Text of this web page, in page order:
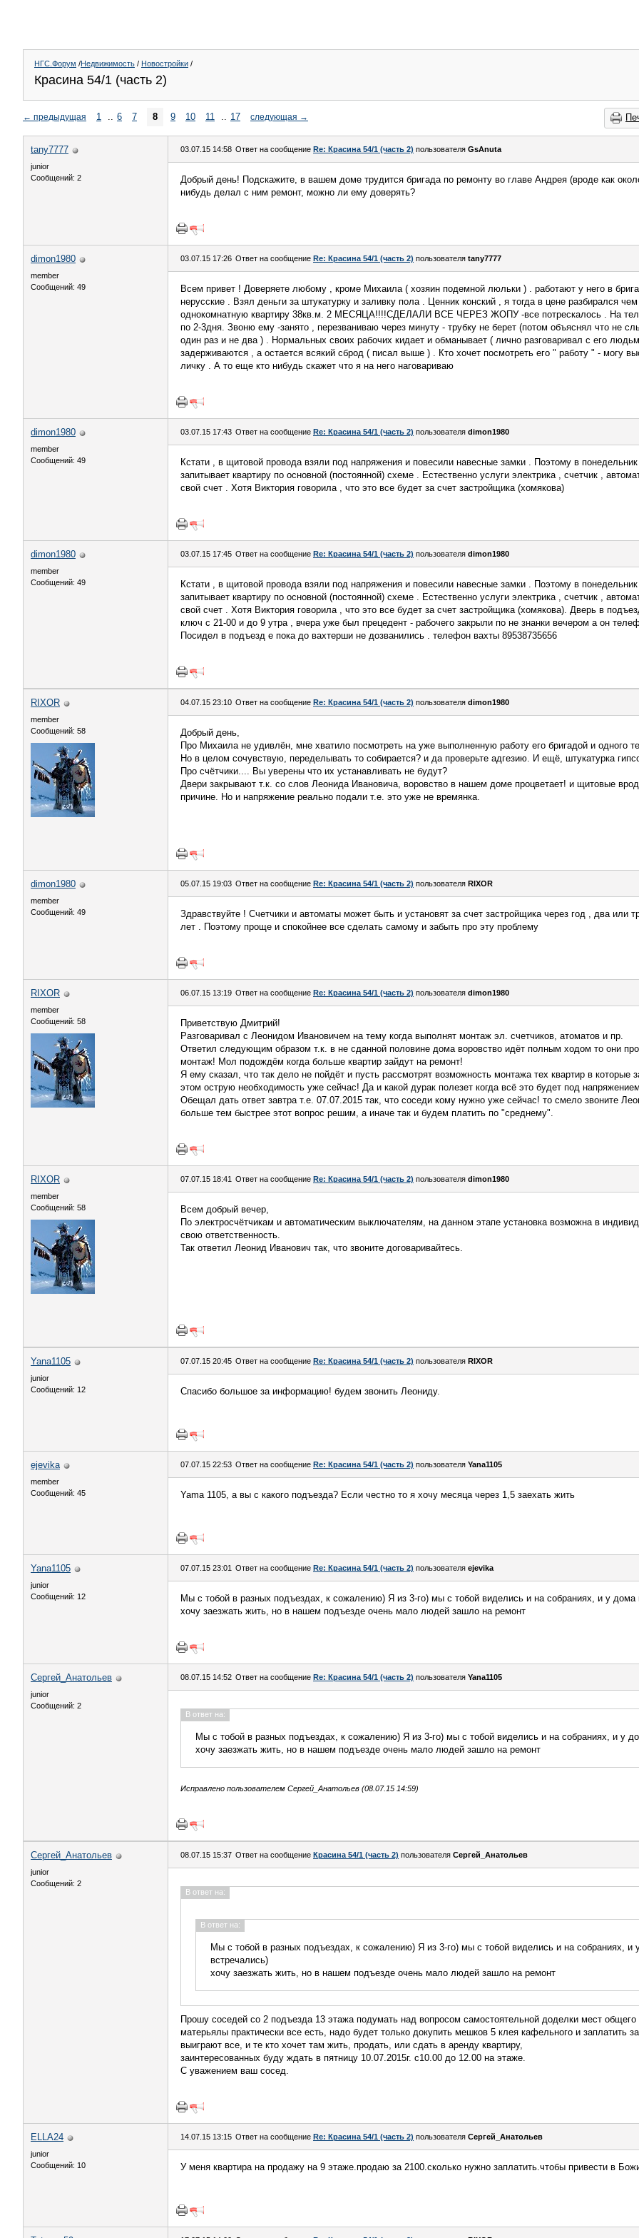
НГС.Форум /Недвижимость / Новостройки /
Красина 54/1 (часть 2)
← предыдущая 1 .. 6 7 8 9 10 11 .. 17 следующая →
tany7777
junior
Сообщений: 2
03.07.15 14:58 Ответ на сообщение Re: Красина 54/1 (часть 2) пользователя GsAnuta
Добрый день! Подскажите, в вашем доме трудится бригада по ремонту во главе Андрея (вроде как
нибудь делал с ним ремонт, можно ли ему доверять?
dimon1980
member
Сообщений: 49
03.07.15 17:26 Ответ на сообщение Re: Красина 54/1 (часть 2) пользователя tany7777
Всем привет ! Доверяете любому , кроме Михаила ( хозяин подемной люльки ) . работают у него в
нерусские . Взял деньги за штукатурку и заливку пола . Ценник конский , я тогда в цене разбирался
однокомнатную квартиру 38кв.м. 2 МЕСЯЦА!!!!СДЕЛАЛИ ВСЕ ЧЕРЕЗ ЖОПУ -все потрескалось . На
по 2-3дня. Звоню ему -занято , перезваниваю через минуту - трубку не берет (потом объяснял что не
один раз и не два ) . Нормальных своих рабочих кидает и обманывает ( лично разговаривал с его
задерживаются , а остается всякий сброд ( писал выше ) . Кто хочет посмотреть его " работу " - могу
личку . А то еще кто нибудь скажет что я на него наговариваю
dimon1980
member
Сообщений: 49
03.07.15 17:43 Ответ на сообщение Re: Красина 54/1 (часть 2) пользователя dimon1980
Кстати , в щитовой провода взяли под напряжения и повесили навесные замки . Поэтому в
запитывает квартиру по основной (постоянной) схеме . Естественно услуги электрика , счетчик ,
свой счет . Хотя Виктория говорила , что это все будет за счет застройщика (хомякова)
dimon1980
member
Сообщений: 49
03.07.15 17:45 Ответ на сообщение Re: Красина 54/1 (часть 2) пользователя dimon1980
Кстати , в щитовой провода взяли под напряжения и повесили навесные замки . Поэтому в
запитывает квартиру по основной (постоянной) схеме . Естественно услуги электрика , счетчик ,
свой счет . Хотя Виктория говорила , что это все будет за счет застройщика (хомякова). Дверь в
ключ с 21-00 и до 9 утра , вчера уже был прецедент - рабочего закрыли по не знанки вечером а он
Посидел в подъезд е пока до вахтерши не дозванились . телефон вахты 89538735656
RIXOR
member
Сообщений: 58
04.07.15 23:10 Ответ на сообщение Re: Красина 54/1 (часть 2) пользователя dimon1980
Добрый день,
Про Михаила не удивлён, мне хватило посмотреть на уже выполненную работу его бригадой и одного
Но в целом сочувствую, переделывать то собирается? и да проверьте адгезию. И ещё, штукатурка
Про счётчики.... Вы уверены что их устанавливать не будут?
Двери закрывают т.к. со слов Леонида Ивановича, воровство в нашем доме процветает! и щитовые
причине. Но и напряжение реально подали т.е. это уже не времянка.
dimon1980
member
Сообщений: 49
05.07.15 19:03 Ответ на сообщение Re: Красина 54/1 (часть 2) пользователя RIXOR
Здравствуйте ! Счетчики и автоматы может быть и установят за счет застройщика через год , два или
лет . Поэтому проще и спокойнее все сделать самому и забыть про эту проблему
RIXOR
member
Сообщений: 58
06.07.15 13:19 Ответ на сообщение Re: Красина 54/1 (часть 2) пользователя dimon1980
Приветствую Дмитрий!
Разговаривал с Леонидом Ивановичем на тему когда выполнят монтаж эл. счетчиков, атоматов и пр.
Ответил следующим образом т.к. в не сданной половине дома воровство идёт полным ходом то они
монтаж! Мол подождём когда больше квартир зайдут на ремонт!
Я ему сказал, что так дело не пойдёт и пусть рассмотрят возможность монтажа тех квартир в которые
этом острую необходимость уже сейчас! Да и какой дурак полезет когда всё это будет под
Обещал дать ответ завтра т.е. 07.07.2015 так, что соседи кому нужно уже сейчас! то смело звоните
больше тем быстрее этот вопрос решим, а иначе так и будем платить по "среднему".
RIXOR
member
Сообщений: 58
07.07.15 18:41 Ответ на сообщение Re: Красина 54/1 (часть 2) пользователя dimon1980
Всем добрый вечер,
По электросчётчикам и автоматическим выключателям, на данном этапе установка возможна в
свою ответственность.
Так ответил Леонид Иванович так, что звоните договаривайтесь.
Yana1105
junior
Сообщений: 12
07.07.15 20:45 Ответ на сообщение Re: Красина 54/1 (часть 2) пользователя RIXOR
Спасибо большое за информацию! будем звонить Леониду.
ejevika
member
Сообщений: 45
07.07.15 22:53 Ответ на сообщение Re: Красина 54/1 (часть 2) пользователя Yana1105
Yama 1105, а вы с какого подъезда? Если честно то я хочу месяца через 1,5 заехать жить
Yana1105
junior
Сообщений: 12
07.07.15 23:01 Ответ на сообщение Re: Красина 54/1 (часть 2) пользователя ejevika
Мы с тобой в разных подъездах, к сожалению) Я из 3-го) мы с тобой виделись и на собраниях, и у дома
хочу заезжать жить, но в нашем подъезде очень мало людей зашло на ремонт
Сергей_Анатольев
junior
Сообщений: 2
08.07.15 14:52 Ответ на сообщение Re: Красина 54/1 (часть 2) пользователя Yana1105
В ответ на:
Мы с тобой в разных подъездах, к сожалению) Я из 3-го) мы с тобой виделись и на собраниях, и у
хочу заезжать жить, но в нашем подъезде очень мало людей зашло на ремонт
Исправлено пользователем Сергей_Анатольев (08.07.15 14:59)
Сергей_Анатольев
junior
Сообщений: 2
08.07.15 15:37 Ответ на сообщение Красина 54/1 (часть 2) пользователя Сергей_Анатольев
В ответ на:
В ответ на:
Мы с тобой в разных подъездах, к сожалению) Я из 3-го) мы с тобой виделись и на собраниях, и
встречались)
хочу заезжать жить, но в нашем подъезде очень мало людей зашло на ремонт
Прошу соседей со 2 подъезда 13 этажа подумать над вопросом самостоятельной доделки мест общего
матерьялы практически все есть, надо будет только докупить мешков 5 клея кафельного и заплатить
выиграют все, и те кто хочет там жить, продать, или сдать в аренду квартиру,
заинтересованных буду ждать в пятницу 10.07.2015г. с10.00 до 12.00 на этаже.
С уважением ваш сосед.
ELLA24
junior
Сообщений: 10
14.07.15 13:15 Ответ на сообщение Re: Красина 54/1 (часть 2) пользователя Сергей_Анатольев
У меня квартира на продажу на 9 этаже.продаю за 2100.сколько нужно заплатить.чтобы привести в